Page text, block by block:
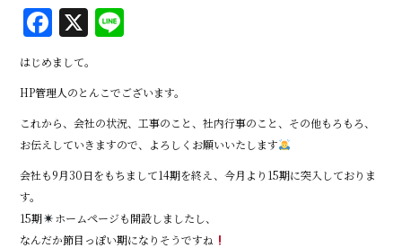
F
a
c
e
b
o
o
k
X
e
はじめまして。
HP管理人のとんこでございます。
これから、会社の状況、工事のこと、社内行事のこと、その他もろもろ、
お伝えしていきますので、よろしくお願いいたします
会社も9月30日をもちまして14期を終え、今月より15期に突入しておりま
す。
15期
ホームページも開設しましたし、
なんだか節目っぽい期になりそうですね